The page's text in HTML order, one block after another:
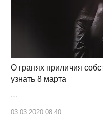
О гранях приличия
узнать 8 марта
03.03.2020 08:40